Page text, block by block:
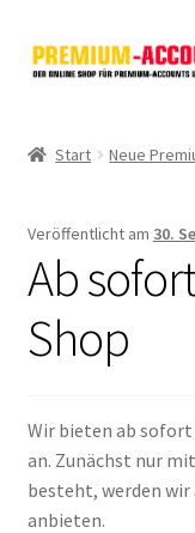
Zur
Navigation
Zum
Inhalt
FileFox.cc
Xubster
Start Neue
Veröffentlicht am 30.
Ab
Shop
Wir bieten ab
an. Zunächst nur
besteht, werden
anbieten.